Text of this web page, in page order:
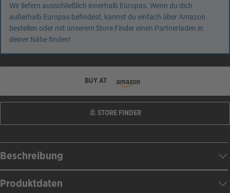
Wir liefern ausschließlich innerhalb Europas. Wenn du dich
außerhalb Europas befindest, kannst du einfach über Amazon
bestellen oder mit unserem Store Finder einen Partnerladen in
deiner Nähe finden!
BUY AT
STORE FINDER
Beschreibung
Produktdaten